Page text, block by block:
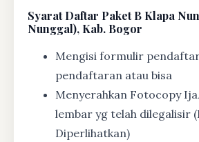
SyaratDaftar Paket B Klapa
Nunggal), Kab. Bogor
Mengisi formulir
pendaftaran atau bisa
Menyerahkan Fotocopy
lembar yg telah dilegalisir
Diperlihatkan)